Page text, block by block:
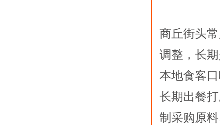
商丘街头
调整，长
本地食客
长期出餐
制采购原